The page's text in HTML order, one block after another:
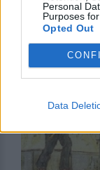
Personal
Purposes
Opted Out
Data